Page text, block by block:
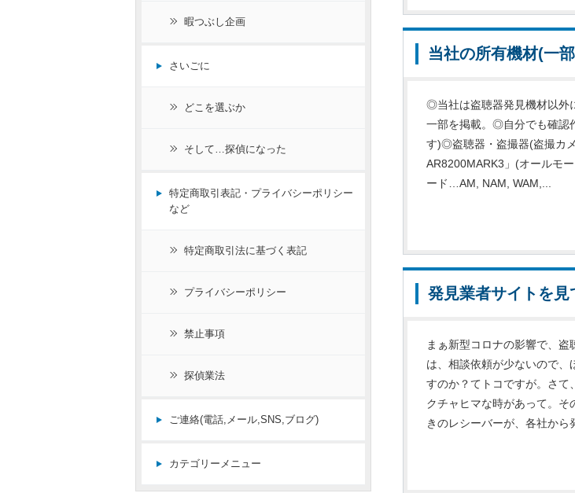
当社の所有機材(一
◎当社は盗聴器発見機材以外
一部を掲載。◎自分でも確認
す)◎盗聴器・盗撮器(盗撮カ
AR8200MARK3」(オールモ
ード…AM, NAM, WAM,...
発見業者サイトを
まぁ新型コロナの影響で、
は、相談依頼が少ないので
すのか？てトコですが。さ
クチャヒマな時があって。
きのレシーバーが、各社から
暇つぶし企画
さいごに
どこを選ぶか
そして…探偵になった
特定商取引表記・プライバシーポリシー
など
特定商取引法に基づく表記
プライバシーポリシー
禁止事項
探偵業法
ご連絡(電話,メール,SNS,ブログ)
カテゴリーメニュー